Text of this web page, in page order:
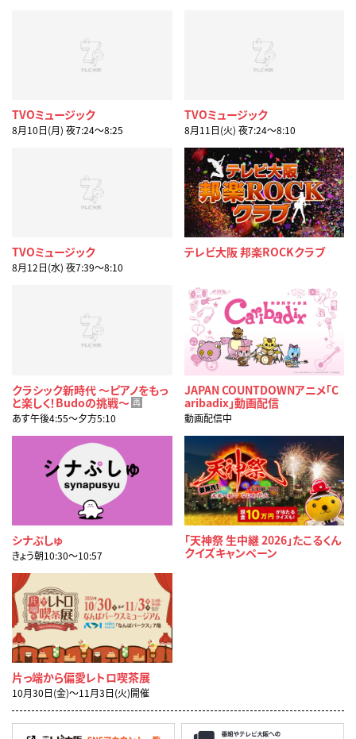
TVOミュージック
8月10日(月) 夜7:24〜8:25
TVOミュージック
8月11日(火) 夜7:24〜8:10
TVOミュージック
8月12日(水) 夜7:39〜8:10
テレビ大阪 邦楽ROCKクラブ
クラシック新時代 ～ピアノをもっ
と楽しく！Budoの挑戦～ 再
あす午後4:55〜夕方5:10
JAPAN COUNTDOWNアニメ「C
aribadix」動画配信
動画配信中
シナぷしゅ
きょう朝10:30〜10:57
「天神祭 生中継 2026」たこるくん
クイズキャンペーン
片っ端から偏愛レトロ喫茶展
10月30日(金)～11月3日(火)開催